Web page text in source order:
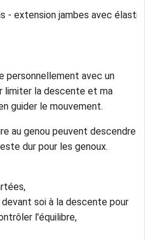
personnellement avec un
limiter la descente et ma
guider le mouvement.
au genou peuvent descendre
dur pour les genoux.
soi à la descente pour
l'équilibre,